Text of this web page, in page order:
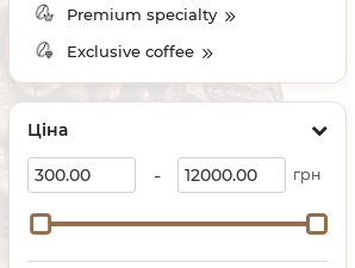
Premium specialty
Exclusive coffee
Ціна
- грн